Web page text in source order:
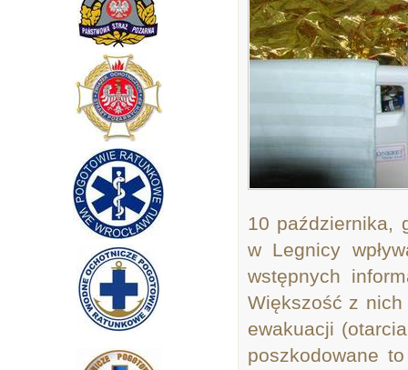
10 października,
w Legnicy
wstępnych
Większość z nich
ewakuacji
poszkodowane